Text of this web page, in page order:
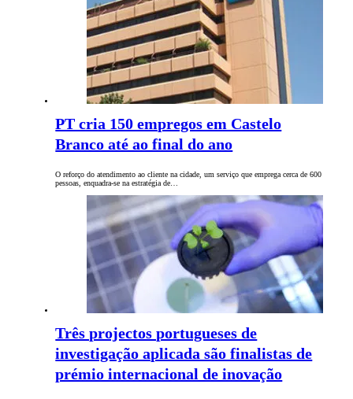
PT cria 150 empregos em Castelo
Branco até ao final do ano
O reforço do atendimento ao cliente na cidade, um serviço que emprega cerca de 600
pessoas, enquadra-se na estratégia de…
Três projectos portugueses de
investigação aplicada são finalistas de
prémio internacional de inovação